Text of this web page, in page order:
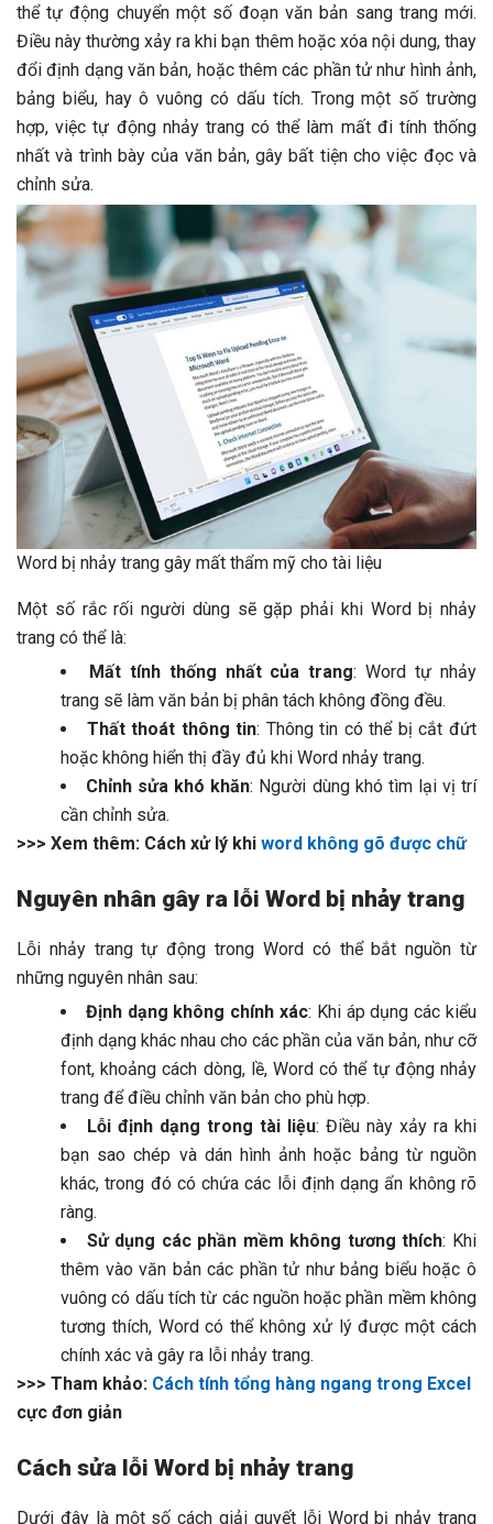
thể tự động chuyển một số đoạn văn bản sang trang mới.
Điều này thường xảy ra khi bạn thêm hoặc xóa nội dung, thay
đổi định dạng văn bản, hoặc thêm các phần tử như hình ảnh,
bảng biểu, hay ô vuông có dấu tích. Trong một số trường
hợp, việc tự động nhảy trang có thể làm mất đi tính thống
nhất và trình bày của văn bản, gây bất tiện cho việc đọc và
chỉnh sửa.
Word bị nhảy trang gây mất thẩm mỹ cho tài liệu
Một số rắc rối người dùng sẽ gặp phải khi Word bị nhảy
trang có thể là:
Mất tính thống nhất của trang: Word tự nhảy
trang sẽ làm văn bản bị phân tách không đồng đều.
Thất thoát thông tin: Thông tin có thể bị cắt đứt
hoặc không hiển thị đầy đủ khi Word nhảy trang.
Chỉnh sửa khó khăn: Người dùng khó tìm lại vị trí
cần chỉnh sửa.
>>> Xem thêm: Cách xử lý khi word không gõ được chữ
Nguyên nhân gây ra lỗi Word bị nhảy trang
Lỗi nhảy trang tự động trong Word có thể bắt nguồn từ
những nguyên nhân sau:
Định dạng không chính xác: Khi áp dụng các kiểu
định dạng khác nhau cho các phần của văn bản, như cỡ
font, khoảng cách dòng, lề, Word có thể tự động nhảy
trang để điều chỉnh văn bản cho phù hợp.
Lỗi định dạng trong tài liệu: Điều này xảy ra khi
bạn sao chép và dán hình ảnh hoặc bảng từ nguồn
khác, trong đó có chứa các lỗi định dạng ẩn không rõ
ràng.
Sử dụng các phần mềm không tương thích: Khi
thêm vào văn bản các phần tử như bảng biểu hoặc ô
vuông có dấu tích từ các nguồn hoặc phần mềm không
tương thích, Word có thể không xử lý được một cách
chính xác và gây ra lỗi nhảy trang.
>>> Tham khảo: Cách tính tổng hàng ngang trong Excel
cực đơn giản
Cách sửa lỗi Word bị nhảy trang
Dưới đây là một số cách giải quyết lỗi Word bị nhảy trang